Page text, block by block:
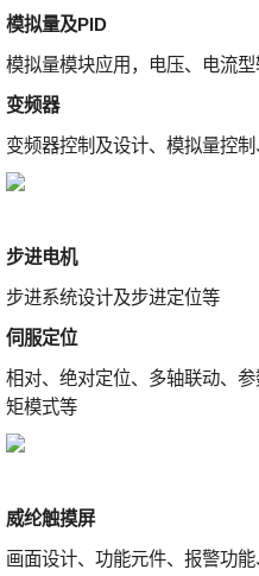
模拟量及PID
模拟量模块应用，电压、电流
变频器
变频器控制及设计、模拟量控
步进电机
步进系统设计及步进定位等
伺服定位
相对、绝对定位、多轴联动、
矩模式等
威纶触摸屏
画面设计、功能元件、报警功